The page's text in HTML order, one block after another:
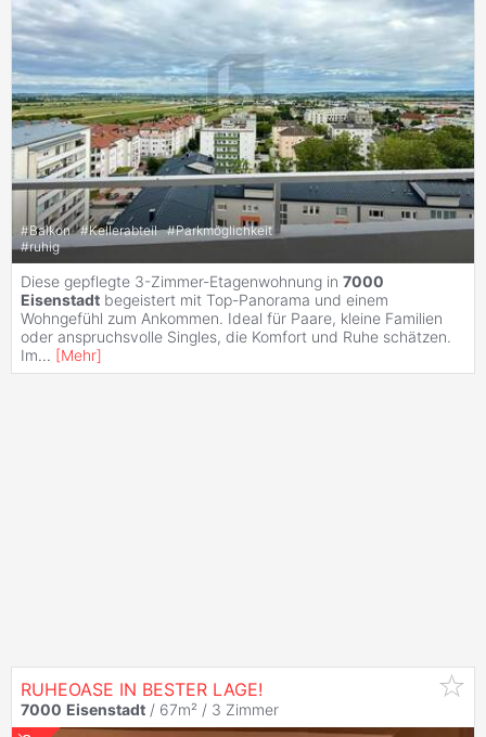
#Balkon #Kellerabteil #Parkmöglichkeit
#ruhig
Diese gepflegte 3-Zimmer-Etagenwohnung in 7000
Eisenstadt begeistert mit Top-Panorama und einem
Wohngefühl zum Ankommen. Ideal für Paare, kleine Familien
oder anspruchsvolle Singles, die Komfort und Ruhe schätzen.
Im... [Mehr]
RUHEOASE IN BESTER LAGE!
7000 Eisenstadt / 67m² / 3 Zimmer